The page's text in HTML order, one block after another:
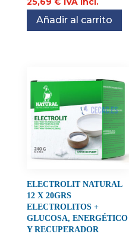
Añadir al carrito
ELECTROLIT NATURAL
12 X 20GRS
ELECTROLITOS +
GLUCOSA, ENERGÉTICO
Y RECUPERADOR